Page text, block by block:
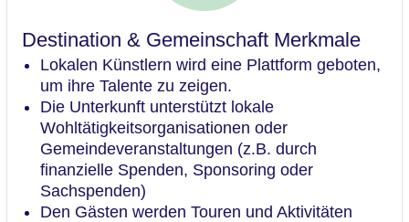
Destination & Gemeinschaft Merkmale
Lokalen Künstlern wird eine Plattform geboten,
um ihre Talente zu zeigen.
Die Unterkunft unterstützt lokale
Wohltätigkeitsorganisationen oder
Gemeindeveranstaltungen (z.B. durch
finanzielle Spenden, Sponsoring oder
Sachspenden)
Den Gästen werden Touren und Aktivitäten